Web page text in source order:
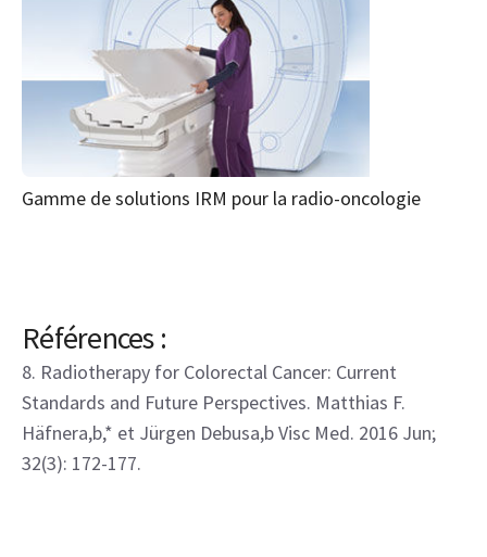
Gamme de solutions IRM pour la radio-oncologie
Références :
8. Radiotherapy for Colorectal Cancer: Current
Standards and Future Perspectives. Matthias F.
Häfnera,b,* et Jürgen Debusa,b Visc Med. 2016 Jun;
32(3): 172-177.